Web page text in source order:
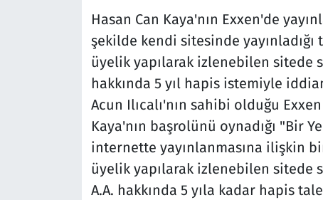
Hasan Can Kaya'nın Exxen'de
şekilde kendi sitesinde
üyelik yapılarak izlenebilen sitede
hakkında 5 yıl hapis istemiyle
Acun Ilıcalı'nın sahibi olduğu
Kaya'nın başrolünü oynadığı "Bir
internette yayınlanmasına ilişkin
üyelik yapılarak izlenebilen sitede
A.A. hakkında 5 yıla kadar hapis